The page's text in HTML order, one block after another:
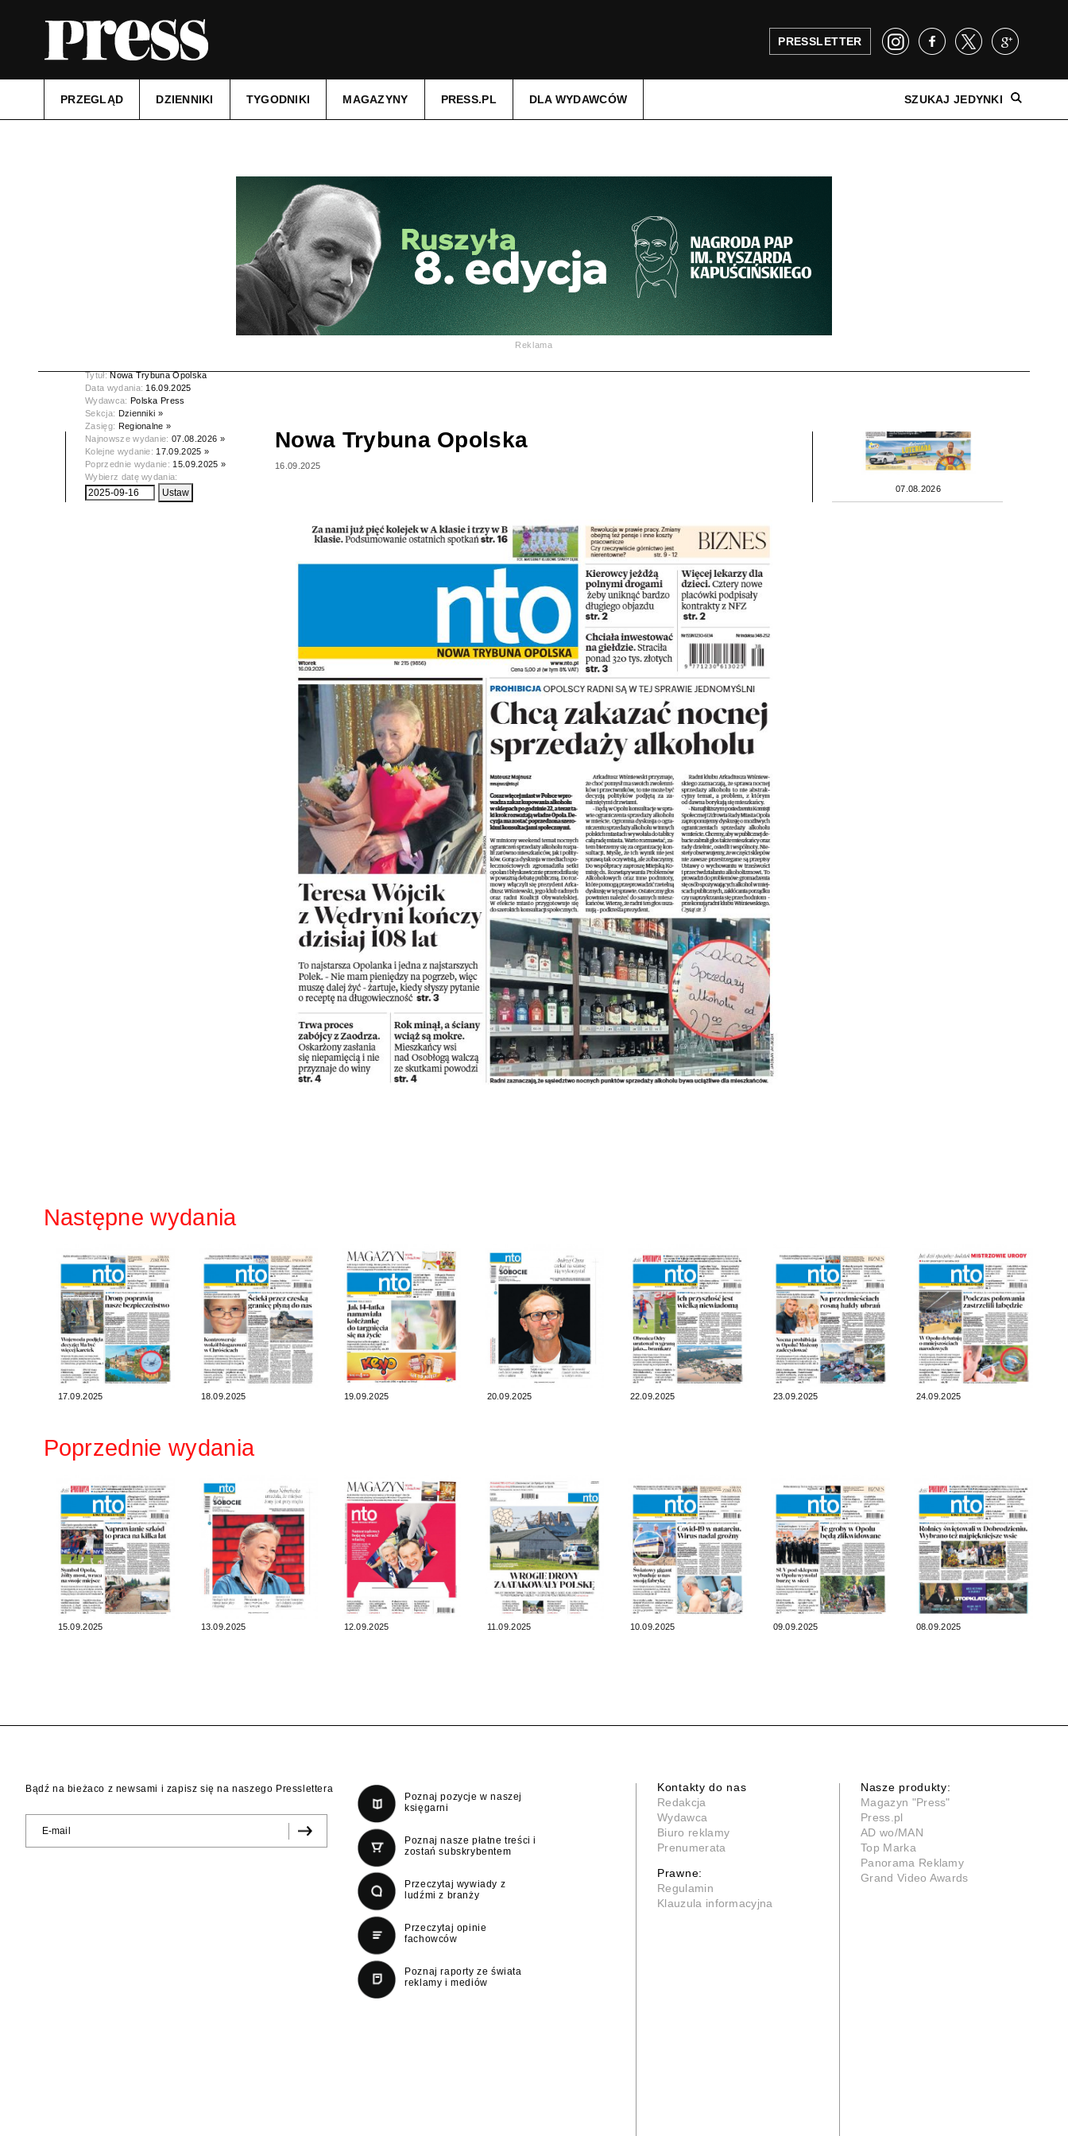
PRESSLETTER
PRZEGLĄD DZIENNIKI TYGODNIKI MAGAZYNY PRESS.PL DLA WYDAWCÓW SZUKAJ JEDYNKI
Reklama
Tytuł:Nowa Trybuna Opolska
Data wydania: 16.09.2025
Wydawca: Polska Press
Sekcja: Dzienniki »
Zasięg: Regionalne »
Najnowsze wydanie:07.08.2026 »
Kolejne wydanie: 17.09.2025 »
Poprzednie wydanie: 15.09.2025 »
Wybierz datę wydania:
Nowa Trybuna Opolska
16.09.2025
07.08.2026
Następne wydania
17.09.2025 18.09.2025 19.09.2025 20.09.2025 22.09.2025 23.09.2025 24.09.2025
Poprzednie wydania
15.09.2025 13.09.2025 12.09.2025 11.09.2025 10.09.2025 09.09.2025 08.09.2025
Bądź na bieżaco z newsami i zapisz się na naszego Presslettera
Poznaj pozycje w naszej
księgarni
Poznaj nasze płatne treści i
zostań subskrybentem
Przeczytaj wywiady z
ludźmi z branży
Przeczytaj opinie
fachowców
Poznaj raporty ze świata
reklamy i mediów
Kontakty do nas
Redakcja
Wydawca
Biuro reklamy
Prenumerata
Prawne:
Regulamin
Klauzula informacyjna
Nasze produkty:
Magazyn "Press"
Press.pl
AD wo/MAN
Top Marka
Panorama Reklamy
Grand Video Awards